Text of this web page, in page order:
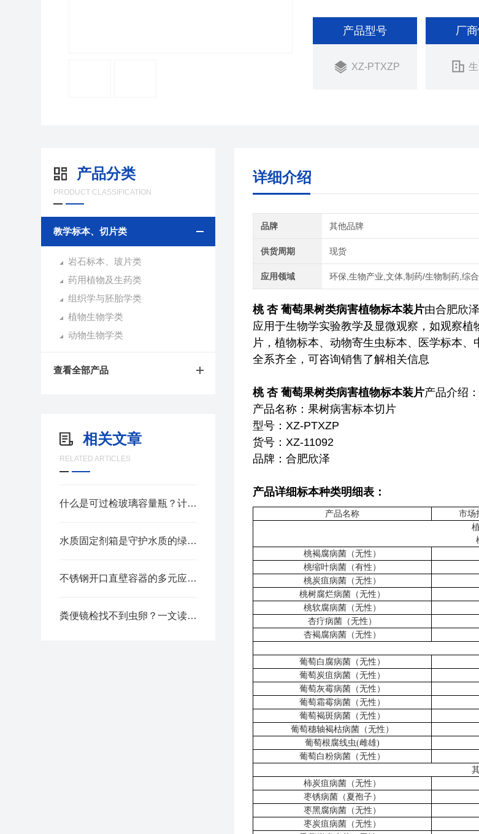
产品型号
XZ-PTXZP
厂
产品分类
PRODUCT CLASSIFICATION
教学标本、切片类
岩石标本、玻片类
药用植物及生药类
组织学与胚胎学类
植物生物学类
动物生物学类
查看全部产品
相关文章
RELATED ARTICLES
什么是可过检玻璃容量瓶？计量合规核心器皿
水质固定剂箱是守护水质的绿色先锋
不锈钢开口直壁容器的多元应用与未来展望
粪便镜检找不到虫卵？一文读懂蛔虫卵检测分析
详细介绍
品牌 其他品牌
供货周期 现货
应用领域 环保,生物产业,文体,制药/生物制药,综合
桃 杏 葡萄果树类病害植物标本装片由合肥欣
应用于生物学实验教学及显微观察，如观察
片，植物标本、动物寄生虫标本、医学标本
全系齐全，可咨询销售了解相关信息
桃 杏 葡萄果树类病害植物标本装片产品介绍：
产品名称：果树病害标本切片
型号：XZ-PTXZP
货号：XZ-11092
品牌：合肥欣泽
产品详细标本种类明细表：
产品名称 市场
桃褐腐病菌（无性）
桃缩叶病菌（有性）
桃炭疽病菌（无性）
桃树腐烂病菌（无性）
桃软腐病菌（无性）
杏疔病菌（无性）
杏褐腐病菌（无性）
葡萄白腐病菌（无性）
葡萄炭疽病菌（无性）
葡萄灰霉病菌（无性）
葡萄霜霉病菌（无性）
葡萄褐斑病菌（无性）
葡萄穗轴褐枯病菌（无性）
葡萄根腐线虫(雌雄)
葡萄白粉病菌（无性）
柿炭疽病菌（无性）
枣锈病菌（夏孢子）
枣黑腐病菌（无性）
枣炭疽病菌（无性）